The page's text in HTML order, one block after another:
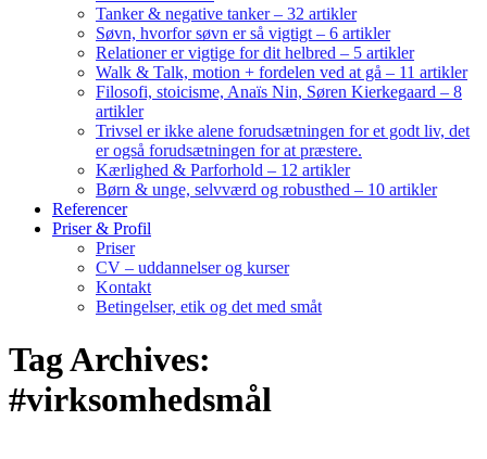
Tanker & negative tanker – 32 artikler
Søvn, hvorfor søvn er så vigtigt – 6 artikler
Relationer er vigtige for dit helbred – 5 artikler
Walk & Talk, motion + fordelen ved at gå – 11 artikler
Filosofi, stoicisme, Anaïs Nin, Søren Kierkegaard – 8
artikler
Trivsel er ikke alene forudsætningen for et godt liv, det
er også forudsætningen for at præstere.
Kærlighed & Parforhold – 12 artikler
Børn & unge, selvværd og robusthed – 10 artikler
Referencer
Priser & Profil
Priser
CV – uddannelser og kurser
Kontakt
Betingelser, etik og det med småt
Tag Archives:
#virksomhedsmål